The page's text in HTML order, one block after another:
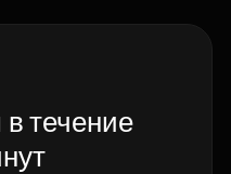
течение